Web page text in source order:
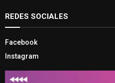
REDES SOCIALES
Facebook
Instagram